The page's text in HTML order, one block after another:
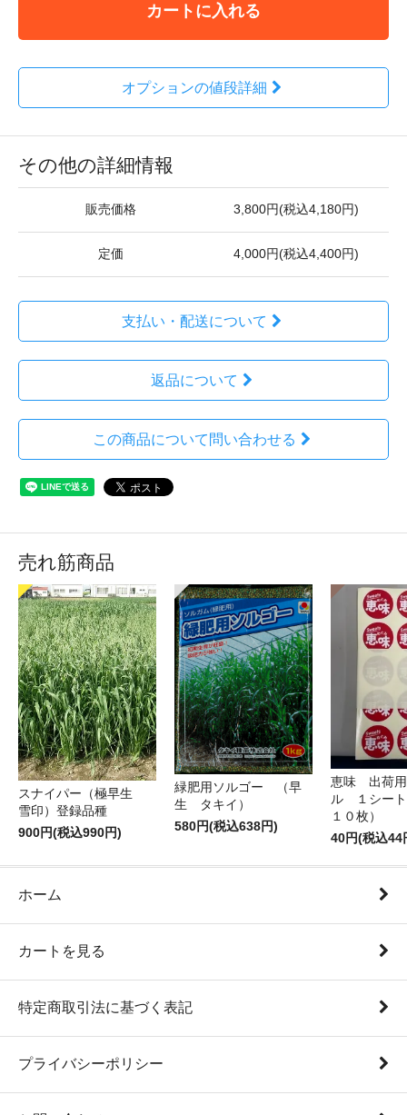
カートに入れる
オプションの値段詳細
その他の詳細情報
販売価格 3,800円(税込4,180円)
定価 4,000円(税込4,400円)
支払い・配送について
返品について
この商品について問い合わせる
売れ筋商品
スナイパー（極早生
雪印）登録品種
900円(税込990円)
緑肥用ソルゴー （早
生 タキイ）
580円(税込638円)
恵味 出荷
ル １シート
１０枚）
40円(税込44
ホーム
カートを見る
特定商取引法に基づく表記
プライバシーポリシー